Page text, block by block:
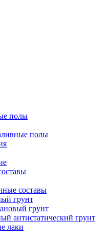
полы
полы
составы
грунт
грунт
антистатический грунт
лаки